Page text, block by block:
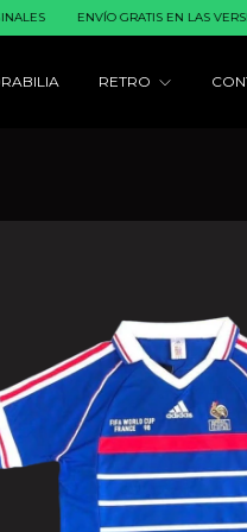
ENVÍO GRATIS EN LAS VERSIONES
RETRO